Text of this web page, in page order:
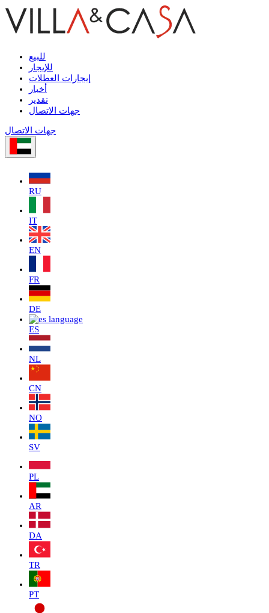
للبيع
للإيجار
إيجارات العطلات
أخبار
تقدير
جهات الاتصال
جهات الاتصال
RU
IT
EN
FR
DE
ES
NL
CN
NO
SV
PL
AR
DA
TR
PT